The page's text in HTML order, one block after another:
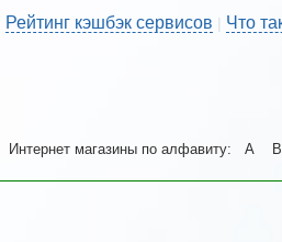
Рейтинг кэшбэк сервисов | Что
Интернет магазины по алфавиту: A B